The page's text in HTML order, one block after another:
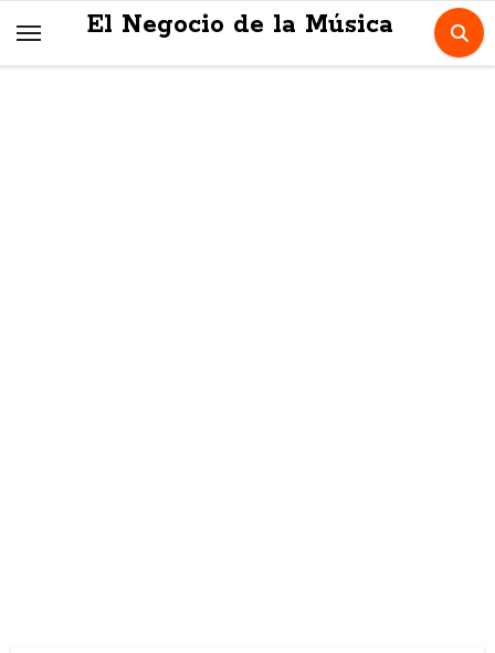
El Negocio de la Música